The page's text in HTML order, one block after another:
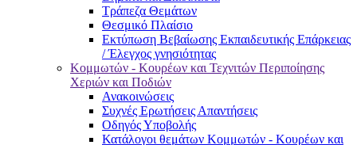
Τράπεζα Θεμάτων
Θεσμικό Πλαίσιο
Εκτύπωση Βεβαίωσης Εκπαιδευτικής Επάρκειας
/ Έλεγχος γνησιότητας
Κομμωτών - Κουρέων και Τεχνιτών Περιποίησης
Χεριών και Ποδιών
Ανακοινώσεις
Συχνές Ερωτήσεις Απαντήσεις
Οδηγός Υποβολής
Κατάλογοι θεμάτων Κομμωτών - Κουρέων και